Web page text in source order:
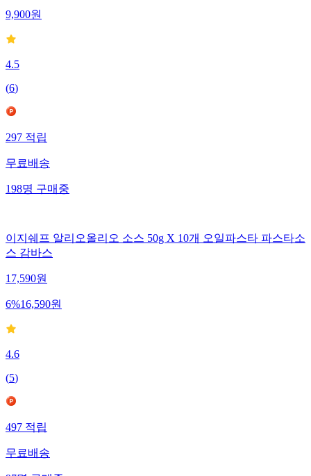
9,900원
4.5
(6)
297적립
무료배송
198명구매중
이지쉐프 알리오올리오 소스 50g X 10개 오일파스타 파스타소
스 감바스
17,590원
6%16,590원
4.6
(5)
497적립
무료배송